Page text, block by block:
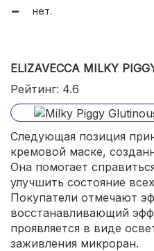
нет.
ELIZAVECCA MILKY
Рейтинг: 4.6
Следующая позиция
кремовой маске,
Она помогает
улучшить состояние
Покупатели отмечают
восстанавливающий
проявляется в виде
заживления микроран.